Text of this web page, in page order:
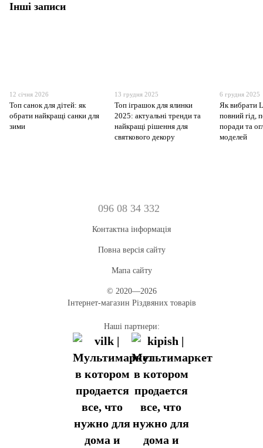
Інші записи
12 січня 2026
Топ санок для дітей: як
обрати найкращі санки для
зими
13 грудня 2025
Топ іграшок для ялинки
2025: актуальні тренди та
найкращі рішення для
святкового декору
6 грудня 2025
Як вибрати
повний гід,
поради та
моделей
096 08 34 332
Контактна інформація
Повна версія сайту
Мапа сайту
© 2020—2026
Інтернет-магазин Різдвяних товарів
Наші партнери: